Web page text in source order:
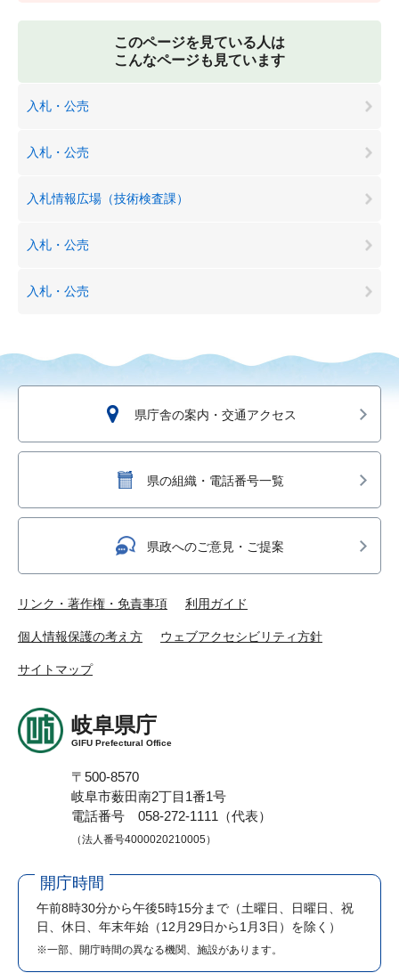
このページを見ている人は
こんなページも見ています
入札・公売
入札・公売
入札情報広場（技術検査課）
入札・公売
入札・公売
県庁舎の案内・交通アクセス
県の組織・電話番号一覧
県政へのご意見・ご提案
リンク・著作権・免責事項 利用ガイド
個人情報保護の考え方 ウェブアクセシビリティ方針
サイトマップ
岐阜県庁
GIFU Prefectural Office
〒500-8570
岐阜市薮田南2丁目1番1号
電話番号 058-272-1111（代表）
（法人番号4000020210005）
開庁時間
午前8時30分から午後5時15分まで （土曜日、日曜日、祝
日、休日、年末年始（12月29日から1月3日）を除く）
※一部、開庁時間の異なる機関、施設があります。